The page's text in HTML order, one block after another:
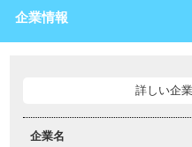
企業情報
詳しい企
企業名